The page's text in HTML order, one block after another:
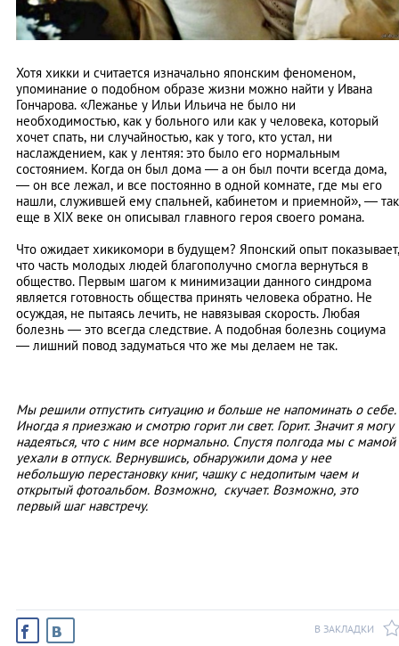
Хотя хикки и считается изначально японским феноменом,
упоминание о подобном образе жизни можно найти у Ивана
Гончарова. «Лежанье у Ильи Ильича не было ни
необходимостью, как у больного или как у человека, который
хочет спать, ни случайностью, как у того, кто устал, ни
наслаждением, как у лентяя: это было его нормальным
состоянием. Когда он был дома — а он был почти всегда дома,
— он все лежал, и все постоянно в одной комнате, где мы его
нашли, служившей ему спальней, кабинетом и приемной», — так
еще в XIX веке он описывал главного героя своего романа.
Что ожидает хикикомори в будущем? Японский опыт показывает,
что часть молодых людей благополучно смогла вернуться в
общество. Первым шагом к минимизации данного синдрома
является готовность общества принять человека обратно. Не
осуждая, не пытаясь лечить, не навязывая скорость. Любая
болезнь — это всегда следствие. А подобная болезнь социума
— лишний повод задуматься что же мы делаем не так.
Мы решили отпустить ситуацию и больше не напоминать о себе.
Иногда я приезжаю и смотрю горит ли свет. Горит. Значит я могу
надеяться, что с ним все нормально. Спустя полгода мы с мамой
уехали в отпуск. Вернувшись, обнаружили дома у нее
небольшую перестановку книг, чашку с недопитым чаем и
открытый фотоальбом. Возможно, скучает. Возможно, это
первый шаг навстречу.
В ЗАКЛАДКИ